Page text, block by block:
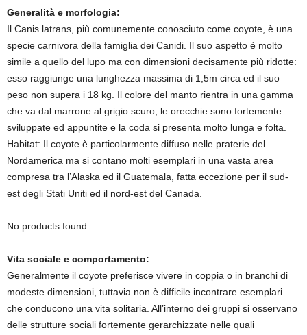
Generalità e morfologia:
Il Canis latrans, più comunemente conosciuto come coyote, è una
specie carnivora della famiglia dei Canidi. Il suo aspetto è molto
simile a quello del lupo ma con dimensioni decisamente più ridotte:
esso raggiunge una lunghezza massima di 1,5m circa ed il suo
peso non supera i 18 kg. Il colore del manto rientra in una gamma
che va dal marrone al grigio scuro, le orecchie sono fortemente
sviluppate ed appuntite e la coda si presenta molto lunga e folta.
Habitat: Il coyote è particolarmente diffuso nelle praterie del
Nordamerica ma si contano molti esemplari in una vasta area
compresa tra l’Alaska ed il Guatemala, fatta eccezione per il sud-
est degli Stati Uniti ed il nord-est del Canada.
No products found.
Vita sociale e comportamento:
Generalmente il coyote preferisce vivere in coppia o in branchi di
modeste dimensioni, tuttavia non è difficile incontrare esemplari
che conducono una vita solitaria. All’interno dei gruppi si osservano
delle strutture sociali fortemente gerarchizzate nelle quali